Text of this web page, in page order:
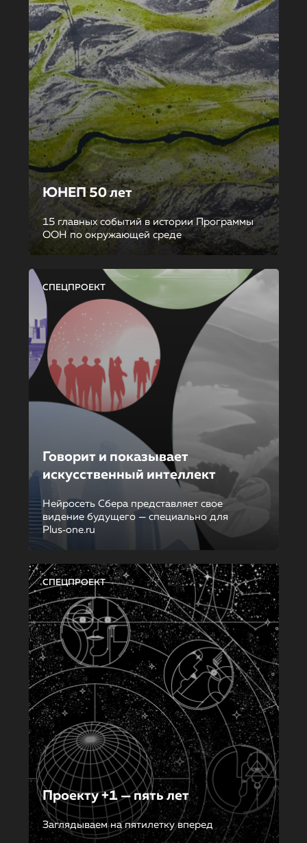
ЮНЕП 50 лет
15 главных событий в истории Программы
ООН по окружающей среде
СПЕЦПРОЕКТ
Говорит и показывает
искусственный интеллект
Нейросеть Сбера представляет свое
видение будущего — специально для
Plus‑one.ru
СПЕЦПРОЕКТ
Проекту +1 — пять лет
Заглядываем на пятилетку вперед